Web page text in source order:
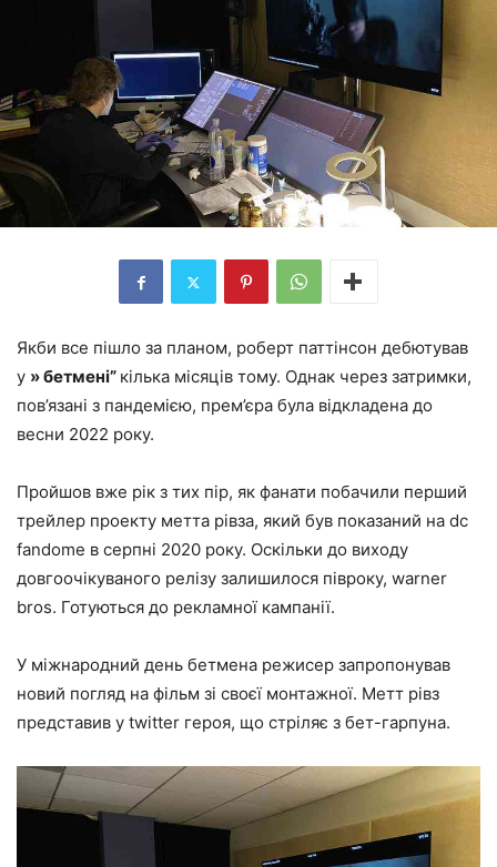
Якби все пішло за планом, роберт паттінсон дебютував
у » бетмені” кілька місяців тому. Однак через затримки,
пов’язані з пандемією, прем’єра була відкладена до
весни 2022 року.
Пройшов вже рік з тих пір, як фанати побачили перший
трейлер проекту метта рівза, який був показаний на dc
fandome в серпні 2020 року. Оскільки до виходу
довгоочікуваного релізу залишилося півроку, warner
bros. Готуються до рекламної кампанії.
У міжнародний день бетмена режисер запропонував
новий погляд на фільм зі своєї монтажної. Метт рівз
представив у twitter героя, що стріляє з бет-гарпуна.